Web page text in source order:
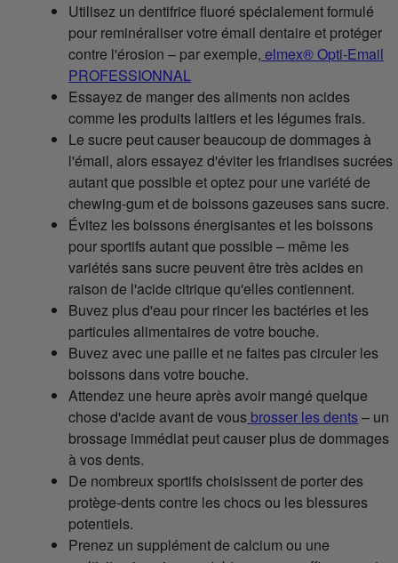
Utilisez un dentifrice fluoré spécialement formulé
pour reminéraliser votre émail dentaire et protéger
contre l'érosion – par exemple, elmex® Opti-Email
PROFESSIONNAL
Essayez de manger des aliments non acides
comme les produits laitiers et les légumes frais.
Le sucre peut causer beaucoup de dommages à
l'émail, alors essayez d'éviter les friandises sucrées
autant que possible et optez pour une variété de
chewing-gum et de boissons gazeuses sans sucre.
Évitez les boissons énergisantes et les boissons
pour sportifs autant que possible – même les
variétés sans sucre peuvent être très acides en
raison de l'acide citrique qu'elles contiennent.
Buvez plus d'eau pour rincer les bactéries et les
particules alimentaires de votre bouche.
Buvez avec une paille et ne faites pas circuler les
boissons dans votre bouche.
Attendez une heure après avoir mangé quelque
chose d'acide avant de vous brosser les dents– un
brossage immédiat peut causer plus de dommages
à vos dents.
De nombreux sportifs choisissent de porter des
protège-dents contre les chocs ou les blessures
potentiels.
Prenez un supplément de calcium ou une